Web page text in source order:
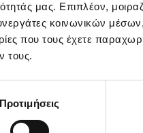
μας. Επιπλέον,
κοινωνικών
που τους έχετε
τους.
Προτιμήσεις